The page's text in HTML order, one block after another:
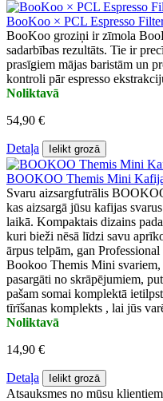
BooKoo × PCL Espresso
BooKoo groziņi ir zīmola
sadarbības rezultāts. Tie ir
prasīgiem mājas baristām un
kontroli pār espresso
Noliktavā
54,90 €
Detaļa Ielikt grozā
BOOKOO Themis Mini
Svaru aizsargfutrālis
kas aizsargā jūsu kafijas
laikā. Kompaktais dizains
kuri bieži nēsā līdzi savu
ārpus telpām, gan
Bookoo Themis Mini
pasargāti no skrāpējumiem,
pašam somai komplektā
tīrīšanas komplekts , lai jūs
Noliktavā
14,90 €
Detaļa Ielikt grozā
Atsauksmes no mūsu klientiem